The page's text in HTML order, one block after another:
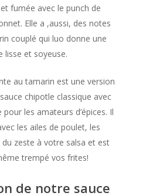
fumée avec le punch de
Elle a ,aussi, des notes
couplé qui luo donne une
lisse et soyeuse.
au tamarin est une version
chipotle classique avec
les amateurs d’épices. Il
les ailes de poulet, les
zeste à votre salsa et est
trempé vos frites!
de notre sauce